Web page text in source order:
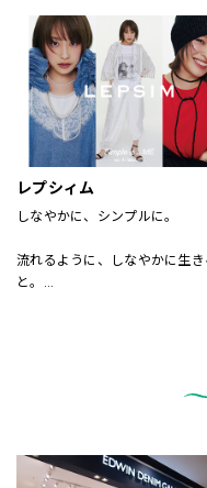
フスタイル提案や価値観の共有
り、現代生活において、必要な
を取り戻す力になりたいと考え
ます。
レプシィム
しなやかに、シンプルに。
流れるように、しなやかに生き
と。
大人女性に似合うスタイルを